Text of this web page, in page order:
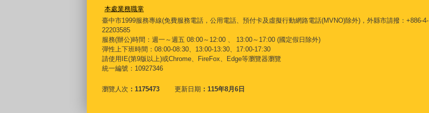
本處業務職掌
臺中市1999服務專線(免費服務電話，公用電話、預付卡及虛擬行動網路電話(MVNO)除外)，外縣市請撥：+886-4-
22203585
服務(辦公)時間：週一～週五 08:00～12:00 、 13:00～17:00 (國定假日除外)
彈性上下班時間：08:00-08:30、13:00-13:30、17:00-17:30
請使用IE(第9版以上)或Chrome、FireFox、Edge等瀏覽器瀏覽
統一編號：10927346
瀏覽人次 1175473 更新日期 115年8月6日